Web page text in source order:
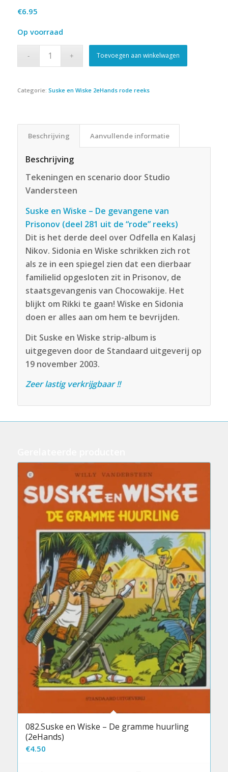
€6.95
Op voorraad
Toevoegen aan winkelwagen
Categorie: Suske en Wiske 2eHands rode reeks
Beschrijving Aanvullende informatie
Beschrijving
Tekeningen en scenario door Studio
Vandersteen
Suske en Wiske – De gevangene van
Prisonov (deel 281 uit de “rode” reeks)
Dit is het derde deel over Odfella en Kalasj
Nikov. Sidonia en Wiske schrikken zich rot
als ze in een spiegel zien dat een dierbaar
familielid opgesloten zit in Prisonov, de
staatsgevangenis van Chocowakije. Het
blijkt om Rikki te gaan! Wiske en Sidonia
doen er alles aan om hem te bevrijden.
Dit Suske en Wiske strip-album is
uitgegeven door de Standaard uitgeverij op
19 november 2003.
Zeer lastig verkrijgbaar !!
082.Suske en Wiske – De gramme huurling
(2eHands)
€4.50